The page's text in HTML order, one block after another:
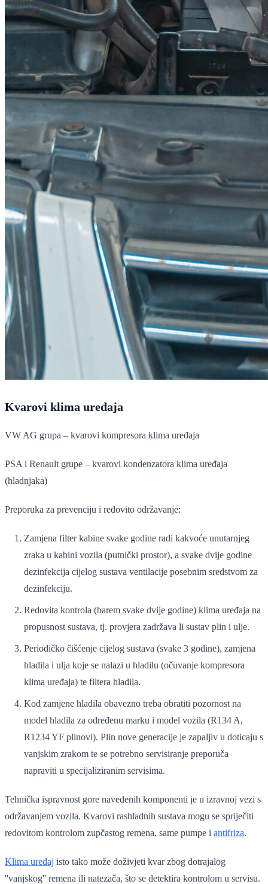
Kvarovi klima uređaja
VW AG grupa – kvarovi kompresora klima uređaja
PSA i Renault grupe – kvarovi kondenzatora klima uređaja
(hladnjaka)
Preporuka za prevenciju i redovito održavanje:
Zamjena filter kabine svake godine radi kakvoće unutarnjeg
zraka u kabini vozila (putnički prostor), a svake dvije godine
dezinfekcija cijelog sustava ventilacije posebnim sredstvom za
dezinfekciju.
Redovita kontrola (barem svake dvije godine) klima uređaja na
propusnost sustava, tj. provjera zadržava li sustav plin i ulje.
Periodičko čišćenje cijelog sustava (svake 3 godine), zamjena
hladila i ulja koje se nalazi u hladilu (očuvanje kompresora
klima uređaja) te filtera hladila.
Kod zamjene hladila obavezno treba obratiti pozornost na
model hladila za određenu marku i model vozila (R134 A,
R1234 YF plinovi). Plin nove generacije je zapaljiv u doticaju s
vanjskim zrakom te se potrebno servisiranje preporuča
napraviti u specijaliziranim servisima.
Tehnička ispravnost gore navedenih komponenti je u izravnoj vezi s
održavanjem vozila. Kvarovi rashladnih sustava mogu se spriječiti
redovitom kontrolom zupčastog remena, same pumpe i antifriza.
Klima uređaj isto tako može doživjeti kvar zbog dotrajalog
''vanjskog'' remena ili natezača, što se detektira kontrolom u servisu.